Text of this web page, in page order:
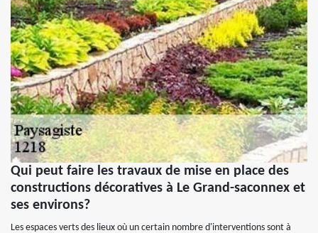
Qui peut faire les travaux de mise en place des
constructions décoratives à Le Grand-saconnex et
ses environs?
Les espaces verts des lieux où un certain nombre d'interventions sont à